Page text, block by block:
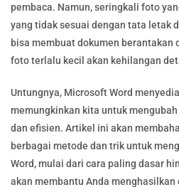
pembaca. Namun, seringkali foto
yang tidak sesuai dengan tata letak
bisa membuat dokumen berantakan
foto terlalu kecil akan kehilangan
Untungnya, Microsoft Word
memungkinkan kita untuk
dan efisien. Artikel ini akan
berbagai metode dan trik untuk
Word, mulai dari cara paling dasar
akan membantu Anda menghasilkan